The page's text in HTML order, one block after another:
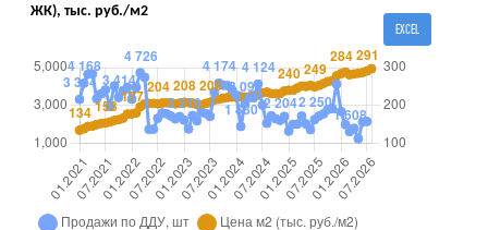
ЖК), тыс. руб./м2
EXCEL